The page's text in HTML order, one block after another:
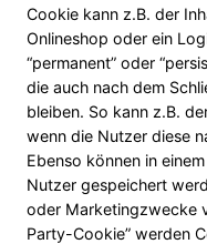
Cookie kann z.B. der
Onlineshop oder ein
“permanent” oder
die auch nach dem
bleiben. So kann z.B.
wenn die Nutzer diese
Ebenso können in
Nutzer gespeichert
oder Marketingzwecke
Party-Cookie” werden